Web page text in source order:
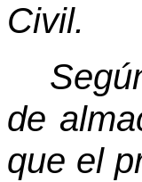
Civil.
de
que el